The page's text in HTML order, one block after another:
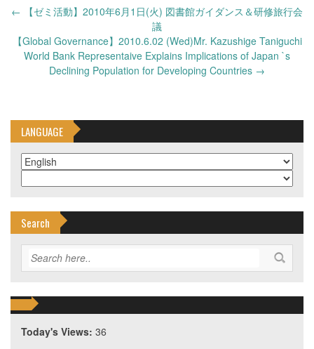
Post
← 【ゼミ活動】2010年6月1日(火) 図書館ガイダンス＆研修旅行会
議
【Global Governance】2010.6.02 (Wed)Mr. Kazushige Taniguchi
World Bank Representaive Explains Implications of Japan `s
Declining Population for Developing Countries →
LANGUAGE
Search
Today's Views: 36